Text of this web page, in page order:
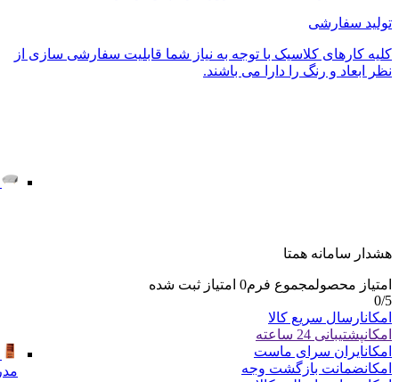
تولید سفارشی
کلیه کارهای کلاسیک با توجه به نیاز شما قابلیت سفارشی سازی از
نظر ابعاد و رنگ را دارا می باشند.
هشدار سامانه همتا
امتیاز محصولمجموع فرم0 امتیاز ثبت شده
0/5
امکانارسال سریع کالا
امکانپشتیبانی 24 ساعته
امکانایران سرای ماست
امکانضمانت بازگشت وجه